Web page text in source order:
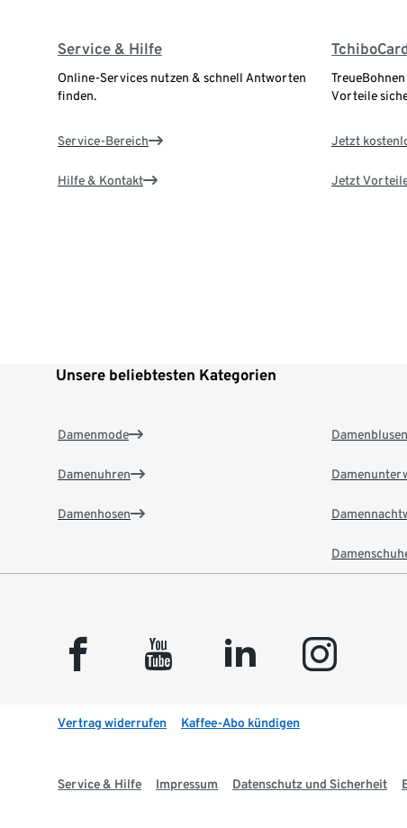
Service & Hilfe
Online-Services nutzen & schnell Antworten
finden.
Service-Bereich
Hilfe & Kontakt
Vorteile
Jetzt
Jetzt
Unsere beliebtesten Kategorien
Damenmode
Damenuhren
Damenhosen
Damenblusen
facebook youtube linkedin instagram
Vertrag widerrufen Kaffee-Abo kündigen
Service & Hilfe Impressum Datenschutz und Sicherheit